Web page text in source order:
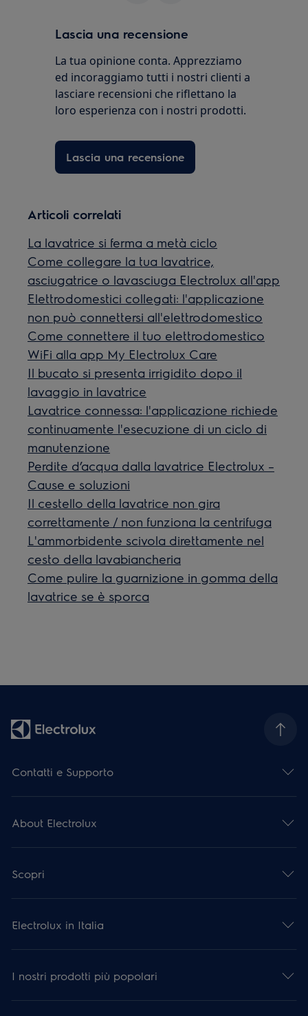
Lascia una recensione
La tua opinione conta. Apprezziamo
ed incoraggiamo tutti i nostri clienti a
lasciare recensioni che riflettano la
loro esperienza con i nostri prodotti.
Lascia una recensione
Articoli correlati
La lavatrice si ferma a metà ciclo
Come collegare la tua lavatrice,
asciugatrice o lavasciuga Electrolux all'app
Elettrodomestici collegati: l'applicazione
non può connettersi all'elettrodomestico
Come connettere il tuo elettrodomestico
WiFi alla app My Electrolux Care
Il bucato si presenta irrigidito dopo il
lavaggio in lavatrice
Lavatrice connessa: l'applicazione richiede
continuamente l'esecuzione di un ciclo di
manutenzione
Perdite d’acqua dalla lavatrice Electrolux –
Cause e soluzioni
Il cestello della lavatrice non gira
correttamente / non funziona la centrifuga
L'ammorbidente scivola direttamente nel
cesto della lavabiancheria
Come pulire la guarnizione in gomma della
lavatrice se è sporca
Contatti e Supporto
About Electrolux
Scopri
Electrolux in Italia
I nostri prodotti più popolari